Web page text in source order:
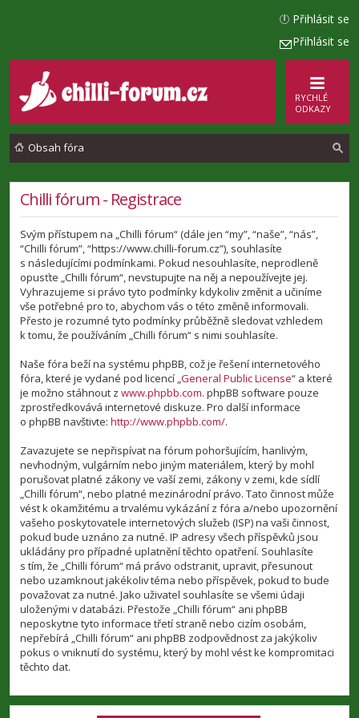
Přihlásit se
Přihlásit se
RYCHLÉ
ODKAZY
Obsah fóra
Chilli fórum - Registrace
Svým přístupem na „Chilli fórum“ (dále jen “my”, “naše”, “nás”,
“Chilli fórum”, “https://www.chilli-forum.cz”), souhlasíte
s následujícími podmínkami. Pokud nesouhlasíte, neprodleně
opusťte „Chilli fórum“, nevstupujte na něj a nepoužívejte jej.
Vyhrazujeme si právo tyto podmínky kdykoliv změnit a učiníme
vše potřebné pro to, abychom vás o této změně informovali.
Přesto je rozumné tyto podmínky průběžně sledovat vzhledem
k tomu, že používáním „Chilli fórum“ s nimi souhlasíte.
Naše fóra beží na systému phpBB, což je řešení internetového
fóra, které je vydané pod licencí „General Public License“ a které
je možno stáhnout z www.phpbb.com. phpBB software pouze
zprostředkovává internetové diskuze. Pro další informace
o phpBB navštivte: http://www.phpbb.com/.
Zavazujete se nepřispívat na fórum pohoršujícím, hanlivým,
nevhodným, vulgárním nebo jiným materiálem, který by mohl
porušovat platné zákony ve vaší zemi, zákony v zemi, kde sídlí
„Chilli fórum“, nebo platné mezinárodní právo. Tato činnost může
vést k okamžitému a trvalému vykázání z fóra a/nebo upozornění
vašeho poskytovatele internetových služeb (ISP) na vaši činnost,
pokud bude uznáno za nutné. IP adresy všech příspěvků jsou
ukládány pro případné uplatnění těchto opatření. Souhlasíte
s tím, že „Chilli fórum“ má právo odstranit, upravit, přesunout
nebo uzamknout jakékoliv téma nebo příspěvek, pokud to bude
považovat za nutné. Jako uživatel souhlasíte se všemi údaji
uloženými v databázi. Přestože „Chilli fórum“ ani phpBB
neposkytne tyto informace třetí straně nebo cizím osobám,
nepřebírá „Chilli fórum“ ani phpBB zodpovědnost za jakýkoliv
pokus o vniknutí do systému, který by mohl vést ke kompromitaci
těchto dat.